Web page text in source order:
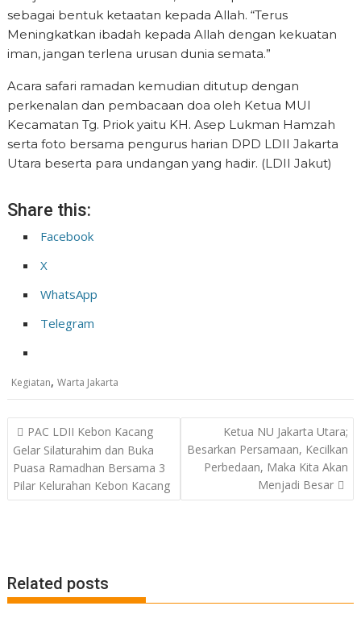
sebagai bentuk ketaatan kepada Allah. “Terus
Meningkatkan ibadah kepada Allah dengan kekuatan
iman, jangan terlena urusan dunia semata.”
Acara safari ramadan kemudian ditutup dengan
perkenalan dan pembacaan doa oleh Ketua MUI
Kecamatan Tg. Priok yaitu KH. Asep Lukman Hamzah
serta foto bersama pengurus harian DPD LDII Jakarta
Utara beserta para undangan yang hadir. (LDII Jakut)
Share this:
Facebook
X
WhatsApp
Telegram
Kegiatan,Warta Jakarta
Post
navigation
PAC LDII Kebon Kacang
Gelar Silaturahim dan Buka
Puasa Ramadhan Bersama 3
Pilar Kelurahan Kebon Kacang
Ketua NU Jakarta Utara;
Besarkan Persamaan, Kecilkan
Perbedaan, Maka Kita Akan
Menjadi Besar
Related posts